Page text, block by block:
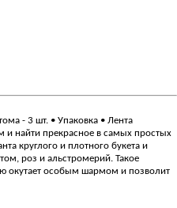
- 3 шт. • Упаковка • Лента
и найти прекрасное в самых простых
круглого и плотного букета и
роз и альстромерий. Такое
окутает особым шармом и позволит